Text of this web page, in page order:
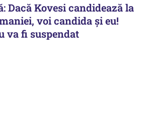
Dacă Kovesi candidează la
voi candida și eu!
va fi suspendat